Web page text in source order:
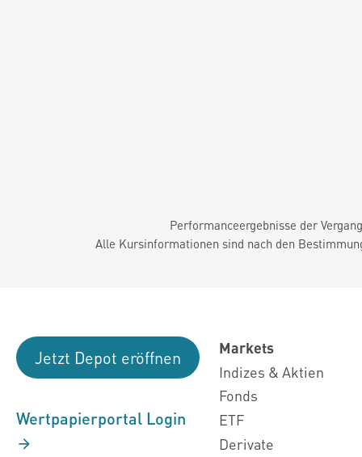
Performanceergebnisse der
Alle Kursinformationen sind nach den
Jetzt Depot eröffnen
Wertpapierportal Login
Markets
Indizes & Aktien
Fonds
ETF
Derivate